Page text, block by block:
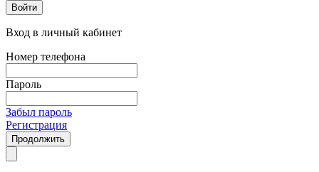
Войти
Вход в личный кабинет
Номер телефона
Пароль
Забыл пароль
Регистрация
Продолжить